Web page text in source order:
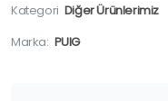
Kategori Diğer Ürünlerimiz
Marka: PUIG